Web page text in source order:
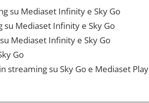
su Mediaset Infinity e Sky Go
Mediaset Infinity e Sky Go
Mediaset Infinity e Sky Go
Go
streaming su Sky Go e Mediaset Play